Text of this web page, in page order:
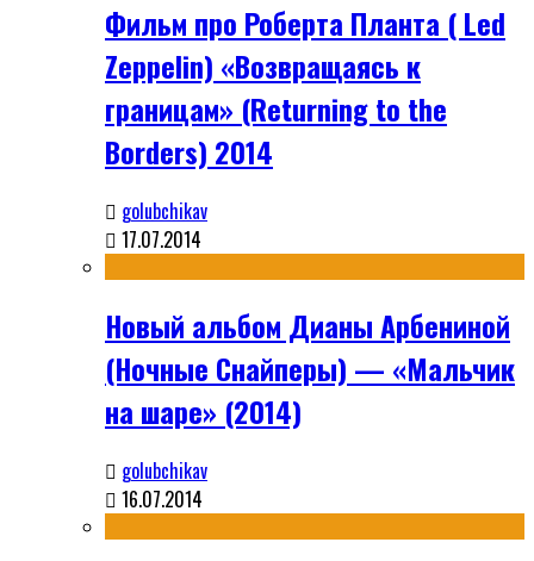
Фильм про Роберта Планта ( Led
Zeppelin) «Возвращаясь к
границам» (Returning to the
Borders) 2014
golubchikav
17.07.2014
Новый альбом Дианы Арбениной
(Ночные Снайперы) — «Мальчик
на шаре» (2014)
golubchikav
16.07.2014